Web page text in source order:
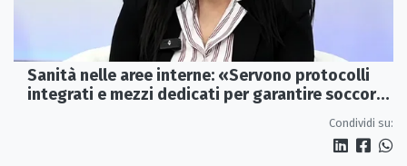
Sanità nelle aree interne: «Servono protocolli
integrati e mezzi dedicati per garantire soccorsi
Condividi su: